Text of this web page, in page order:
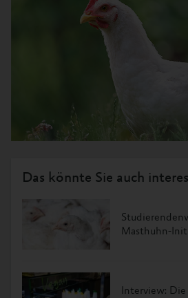
Das könnte Sie auch
Masthuhn-
Interview: